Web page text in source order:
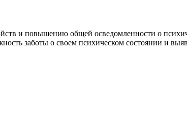
и повышению общей осведомленности о
заботы о своем психическом состоянии и